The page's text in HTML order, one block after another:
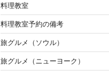
料理教室
料理教室予約の備考
旅グルメ（ソウル）
旅グルメ（ニューヨーク）